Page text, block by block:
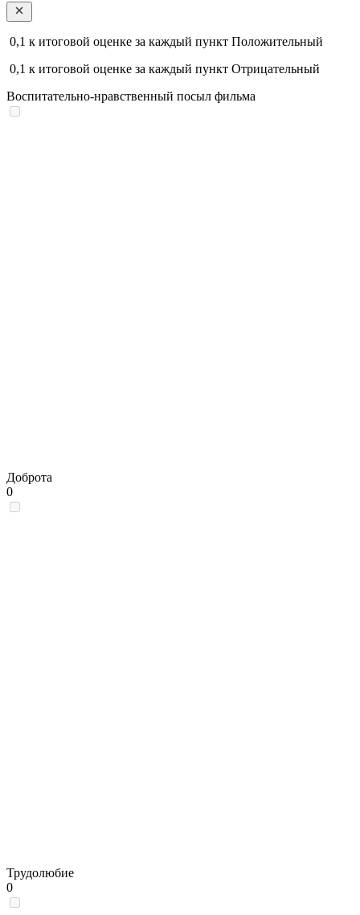
0,1 к итоговой оценке за каждый пункт Положительный
0,1 к итоговой оценке за каждый пункт Отрицательный
Воспитательно-нравственный посыл фильма
Доброта
0
Трудолюбие
0